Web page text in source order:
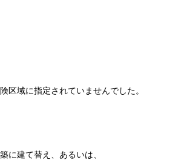
区域に指定されていませんでした。
に建て替え、あるいは、